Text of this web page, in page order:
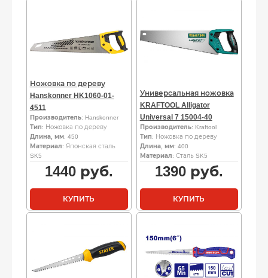
Ножовка по дереву
Hanskonner HK1060-01-
4511
Производитель: Hanskonner
Тип: Ножовка по дереву
Длина, мм: 450
Материал: Японская сталь
SK5
1440руб.
КУПИТЬ
Универсальная ножовка
KRAFTOOL Alligator
Universal 7 15004-40
Производитель: Kraftool
Тип: Ножовка по дереву
Длина, мм: 400
Материал: Сталь SK5
1390руб.
КУПИТЬ